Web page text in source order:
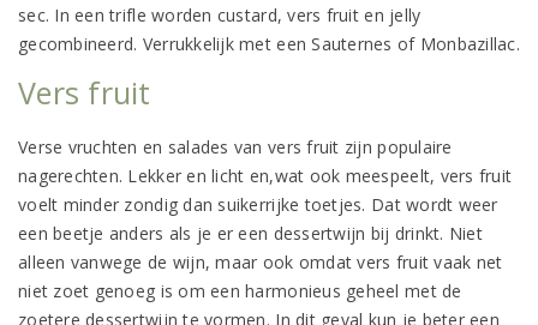
sec. In een trifle worden custard, vers fruit en jelly
gecombineerd. Verrukkelijk met een Sauternes of Monbazillac.
Vers fruit
Verse vruchten en salades van vers fruit zijn populaire
nagerechten. Lekker en licht en,wat ook meespeelt, vers fruit
voelt minder zondig dan suikerrijke toetjes. Dat wordt weer
een beetje anders als je er een dessertwijn bij drinkt. Niet
alleen vanwege de wijn, maar ook omdat vers fruit vaak net
niet zoet genoeg is om een harmonieus geheel met de
zoetere dessertwijn te vormen. In dit geval kun je beter een